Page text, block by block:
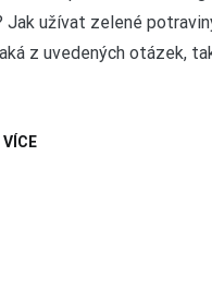
Jak užívat zelené
z uvedených otázek,